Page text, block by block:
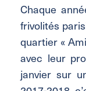
Chaque
frivolités
quartier «
avec leur
janvier sur